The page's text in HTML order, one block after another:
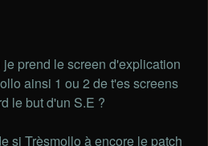
prend le screen d'explication
ainsi 1 ou 2 de t'es screens
le but d'un S.E ?
si Trèsmollo à encore le patch